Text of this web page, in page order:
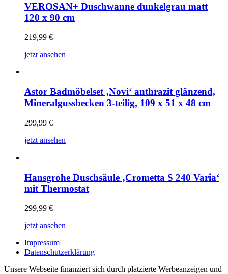
VEROSAN+ Duschwanne dunkelgrau matt
120 x 90 cm
219,99 €
jetzt ansehen
Astor Badmöbelset ‚Novi‘ anthrazit glänzend,
Mineralgussbecken 3-teilig, 109 x 51 x 48 cm
299,99 €
jetzt ansehen
Hansgrohe Duschsäule ‚Crometta S 240 Varia‘
mit Thermostat
299,99 €
jetzt ansehen
Impressum
Datenschutzerklärung
Unsere Webseite finanziert sich durch platzierte Werbeanzeigen und